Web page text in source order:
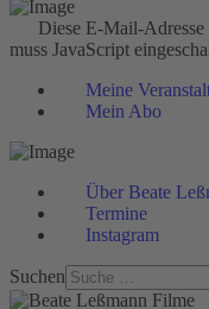
Diese E-Mail-
muss JavaScript
Meine
Mein Abo
Über Beate
Termine
Instagram
Suchen